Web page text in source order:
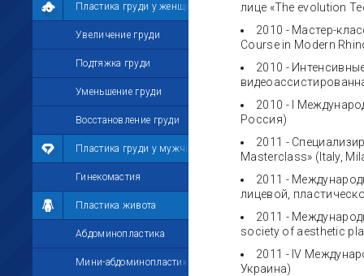
Пластика груди у женщин
Увеличение груди
Подтяжка груди
Уменьшение груди
Восстановление груди
Пластика груди у мужчин
Гинекомастия
Пластика живота
Абдоминопластика
Мини-абдоминопластика
лице «The evolution
2010 - Мастер-
Course in Modern
2010 -
2010 - I
Россия)
2011 -
Masterclass» (Italy,
2011 -
лицевой,
2011 -
society of aesthetic
2011 - IV
Украина)